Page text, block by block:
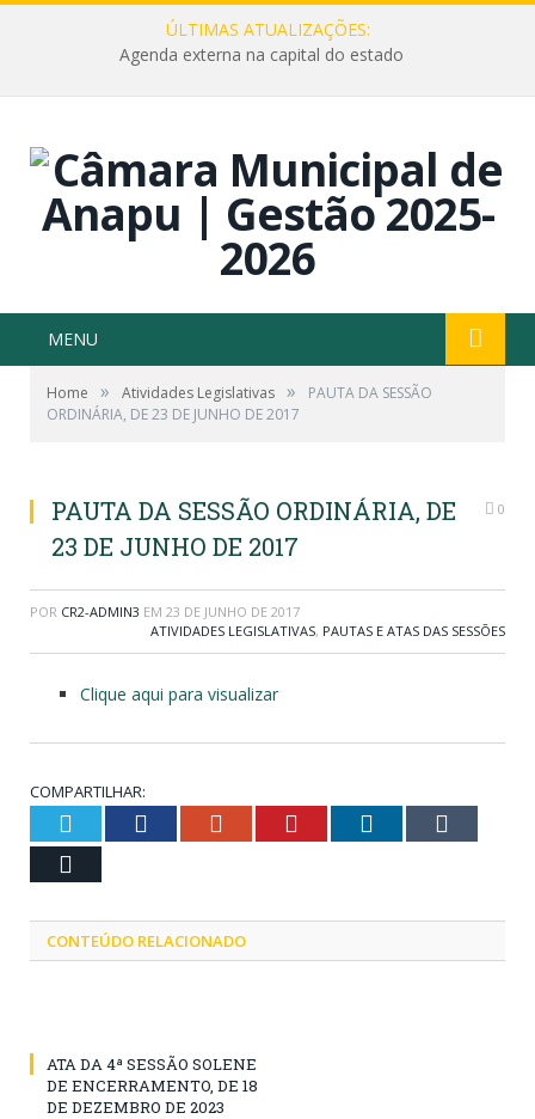
ÚLTIMAS ATUALIZAÇÕES:
Agenda externa na capital do estado
MENU
Home » Atividades Legislativas »
PAUTA DA SESSÃO
ORDINÁRIA, DE 23 DE JUNHO DE 2017
PAUTA DA SESSÃO ORDINÁRIA, DE
23 DE JUNHO DE 2017
0
POR CR2-ADMIN3 EM 23 DE JUNHO DE 2017
ATIVIDADES LEGISLATIVAS, PAUTAS E ATAS DAS SESSÕES
Clique aqui para visualizar
COMPARTILHAR:
Twitter Facebook Google+ Pinterest LinkedIn
CONTEÚDO RELACIONADO
ATA DA 4ª SESSÃO SOLENE
DE ENCERRAMENTO, DE 18
DE DEZEMBRO DE 2023